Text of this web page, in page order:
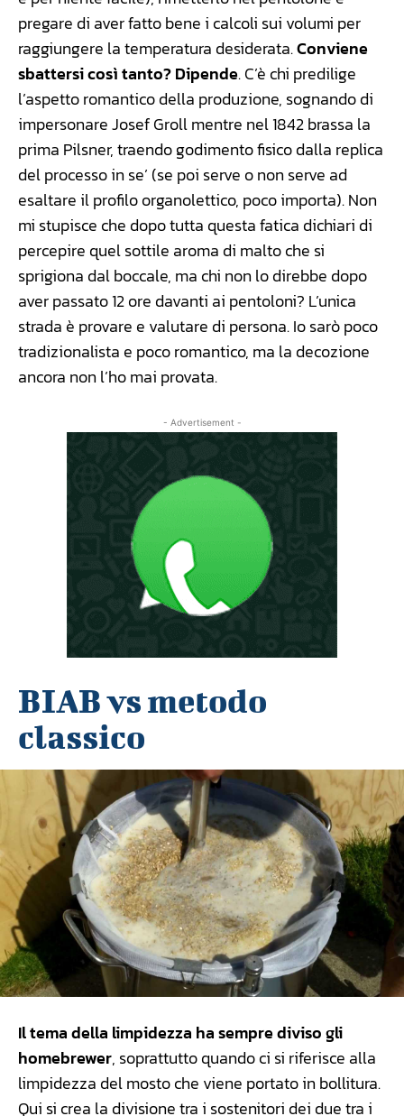
pregare di aver fatto bene i calcoli sui volumi per
raggiungere la temperatura desiderata.Conviene
sbattersi così tanto? Dipende. C’è chi predilige
l’aspetto romantico della produzione, sognando di
impersonare Josef Groll mentre nel 1842 brassa la
prima Pilsner, traendo godimento fisico dalla replica
del processo in se’ (se poi serve o non serve ad
esaltare il profilo organolettico, poco importa). Non
mi stupisce che dopo tutta questa fatica dichiari di
percepire quel sottile aroma di malto che si
sprigiona dal boccale, ma chi non lo direbbe dopo
aver passato 12 ore davanti ai pentoloni? L’unica
strada è provare e valutare di persona. Io sarò poco
tradizionalista e poco romantico, ma la decozione
ancora non l’ho mai provata.
- Advertisement -
BIAB vs metodo
classico
Il tema della limpidezza ha sempre diviso gli
homebrewer, soprattutto quando ci si riferisce alla
limpidezza del mosto che viene portato in bollitura.
Qui si crea la divisione tra i sostenitori dei due tra i